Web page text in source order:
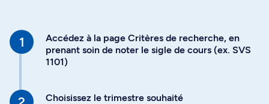
Accédez à la page Critères de recherche, en
prenant soin de noter le sigle de cours (ex. SVS
1101)
Choisissez le trimestre souhaité